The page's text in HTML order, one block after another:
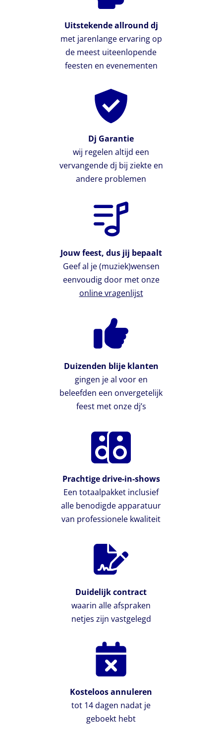
Uitstekende allround dj
met jarenlange ervaring op
de meest uiteenlopende
feesten en evenementen
Dj Garantie
wij regelen altijd een
vervangende dj bij ziekte en
andere problemen
Jouw feest, dus jij bepaalt
Geef al je (muziek)wensen
eenvoudig door met onze
online vragenlijst
Duizenden blije klanten
gingen je al voor en
beleefden een onvergetelijk
feest met onze dj’s
Prachtige drive-in-shows
Een totaalpakket inclusief
alle benodigde apparatuur
van professionele kwaliteit
Duidelijk contract
waarin alle afspraken
netjes zijn vastgelegd
Kosteloos annuleren
tot 14 dagen nadat je
geboekt hebt